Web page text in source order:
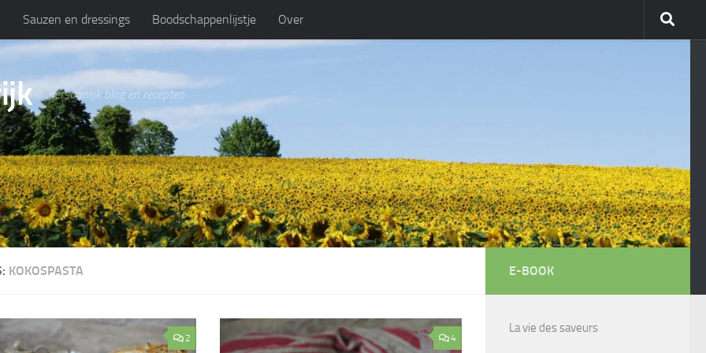
Sauzen en dressings Boodschappenlijstje Over
persoonlijk blog en recepten
KOKOSPASTA
2 4
E-BOOK
La vie des saveurs